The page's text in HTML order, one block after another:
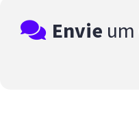
Envie um